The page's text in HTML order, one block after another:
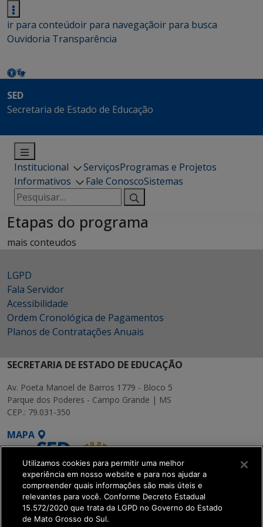
ir para conteúdoir para navegaçãoir para busca
Ouvidoria Transparência
SED
Secretaria de Estado de Educação
Institucional ServiçosProgramas e Projetos
Informativos
Fale ConoscoSistemas
Pesquisar
por:
Etapas do programa
mais conteudos
LGPD
Fala Servidor
Acessibilidade
Ordem Cronológica de Pagamentos
Planos de Contratações Anuais
SECRETARIA DE ESTADO DE EDUCAÇÃO
Av. Poeta Manoel de Barros 1779 - Bloco 5
Parque dos Poderes - Campo Grande | MS
CEP.: 79.031-350
MAPA
SETDIG | Secretaria-
Utilizamos cookies para permitir uma melhor
experiência em nosso website e para nos ajudar a
compreender quais informações são mais úteis e
relevantes para você. Conforme Decreto Estadual
15.572/2020 que trata da LGPD no Governo do Estado
de Mato Grosso do Sul.